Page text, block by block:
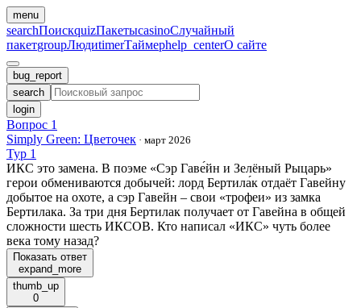
menu
searchПоискquizПакетыcasinoСлучайный
пакетgroupЛюдиtimerТаймерhelp_centerО сайте
bug_report
search
login
Вопрос 1
Simply Green: Цветочек · март 2026
Тур 1
ИКС это замена. В поэме «Сэр Гаве́йн и Зелёный Рыцарь»
герои обмениваются добычей: лорд Бертила́к отдаёт Гавейну
добытое на охоте, а сэр Гавейн – свои «трофеи» из замка
Бертилака. За три дня Бертилак получает от Гавейна в общей
сложности шесть ИКСОВ. Кто написал «ИКС» чуть более
века тому назад?
Показать ответ
expand_more
thumb_up
0